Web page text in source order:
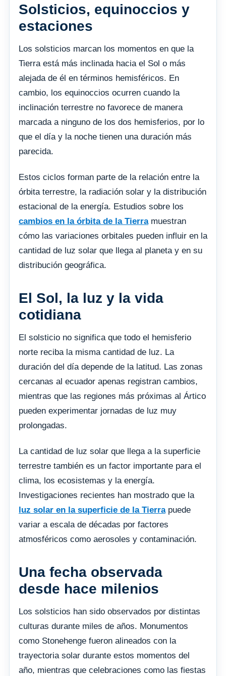
Solsticios, equinoccios y
estaciones
Los solsticios marcan los momentos en que la
Tierra está más inclinada hacia el Sol o más
alejada de él en términos hemisféricos. En
cambio, los equinoccios ocurren cuando la
inclinación terrestre no favorece de manera
marcada a ninguno de los dos hemisferios, por lo
que el día y la noche tienen una duración más
parecida.
Estos ciclos forman parte de la relación entre la
órbita terrestre, la radiación solar y la distribución
estacional de la energía. Estudios sobre los
cambios en la órbita de la Tierramuestran
cómo las variaciones orbitales pueden influir en la
cantidad de luz solar que llega al planeta y en su
distribución geográfica.
El Sol, la luz y la vida
cotidiana
El solsticio no significa que todo el hemisferio
norte reciba la misma cantidad de luz. La
duración del día depende de la latitud. Las zonas
cercanas al ecuador apenas registran cambios,
mientras que las regiones más próximas al Ártico
pueden experimentar jornadas de luz muy
prolongadas.
La cantidad de luz solar que llega a la superficie
terrestre también es un factor importante para el
clima, los ecosistemas y la energía.
Investigaciones recientes han mostrado que la
luz solar en la superficie de la Tierrapuede
variar a escala de décadas por factores
atmosféricos como aerosoles y contaminación.
Una fecha observada
desde hace milenios
Los solsticios han sido observados por distintas
culturas durante miles de años. Monumentos
como Stonehenge fueron alineados con la
trayectoria solar durante estos momentos del
año, mientras que celebraciones como las fiestas